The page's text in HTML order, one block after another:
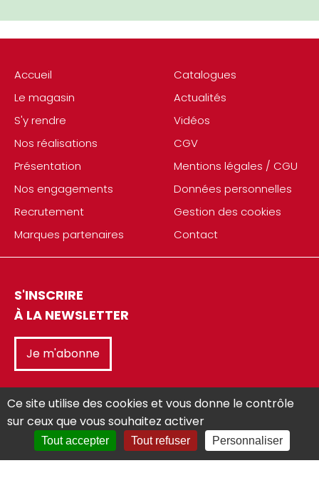
Accueil
Le magasin
S'y rendre
Nos réalisations
Présentation
Nos engagements
Recrutement
Marques partenaires
Catalogues
Actualités
Vidéos
CGV
Mentions légales / CGU
Données personnelles
Gestion des cookies
Contact
S'INSCRIRE
À LA NEWSLETTER
Je m'abonne
Réalisé avec
Ce site utilise des cookies et vous donne le contrôle
sur ceux que vous souhaitez activer
Tout accepter Tout refuser Personnaliser